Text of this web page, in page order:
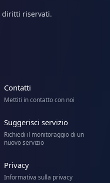
diritti riservati.
Contatti
Mettiti in contatto con noi
Suggerisci servizio
Richiedi il monitoraggio di un
nuovo servizio
Privacy
Informativa sulla privacy